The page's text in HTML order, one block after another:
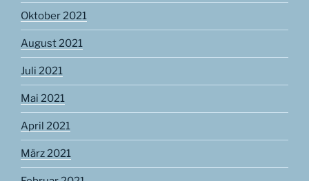
Oktober 2021
August 2021
Juli 2021
Mai 2021
April 2021
März 2021